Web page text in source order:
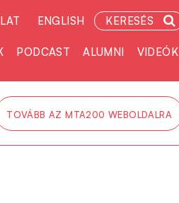
ENGLISH KERESÉS
PODCAST ALUMNI VIDEÓK
TOVÁBB AZ MTA200 WEBOLDALRA